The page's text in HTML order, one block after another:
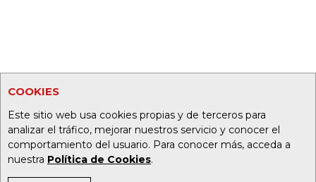
COOKIES
Este sitio web usa cookies propias y de terceros para
analizar el tráfico, mejorar nuestros servicio y conocer el
comportamiento del usuario. Para conocer más, acceda a
nuestra Política de Cookies.